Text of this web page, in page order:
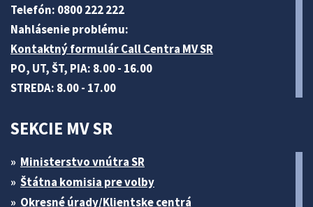
Telefón: 0800 222 222
Nahlásenie problému:
Kontaktný formulár Call Centra MV SR
PO, UT, ŠT, PIA: 8.00 - 16.00
STREDA: 8.00 - 17.00
SEKCIE MV SR
Ministerstvo vnútra SR
Štátna komisia pre volby
Okresné úrady/Klientske centrá